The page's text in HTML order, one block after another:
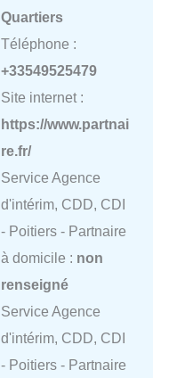
Quartiers
Téléphone :
+33549525479
Site internet :
https://www.partnai
re.fr/
Service Agence
d'intérim, CDD, CDI
- Poitiers - Partnaire
à domicile : non
renseigné
Service Agence
d'intérim, CDD, CDI
- Poitiers - Partnaire